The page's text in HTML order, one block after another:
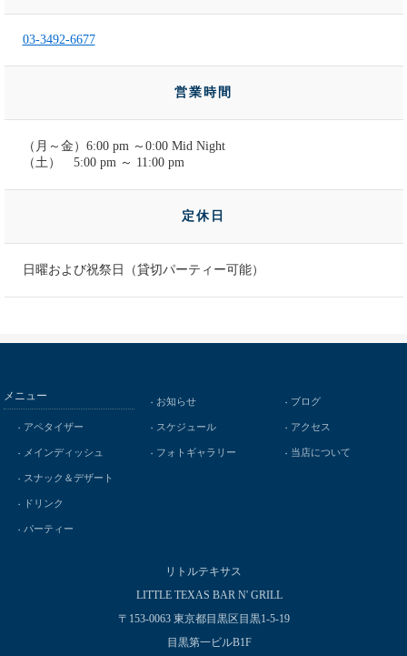
03-3492-6677
営業時間
（月～金）6:00 pm ～0:00 Mid Night
（土） 5:00 pm ～ 11:00 pm
定休日
日曜および祝祭日（貸切パーティー可能）
メニュー
アペタイザー
メインディッシュ
スナック＆デザート
ドリンク
パーティー
お知らせ
スケジュール
フォトギャラリー
ブログ
アクセス
当店について
リトルテキサス
LITTLE TEXAS BAR N' GRILL
〒153-0063 東京都目黒区目黒1-5-19
目黒第一ビルB1F